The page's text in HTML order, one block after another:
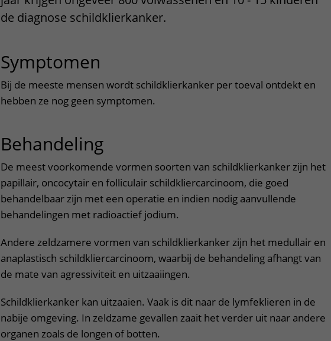
Bezoektijden
de diagnose schildklierkanker.
Symptomen
Bij de meeste mensen wordt schildklierkanker per toeval ontdekt en
hebben ze nog geen symptomen.
Behandeling
De meest voorkomende vormen soorten van schildklierkanker zijn het
papillair, oncocytair en folliculair schildkliercarcinoom, die goed
behandelbaar zijn met een operatie en indien nodig aanvullende
behandelingen met radioactief jodium.
Andere zeldzamere vormen van schildklierkanker zijn het medullair en
anaplastisch schildkliercarcinoom, waarbij de behandeling afhangt van
de mate van agressiviteit en uitzaaiingen.
Schildklierkanker kan uitzaaien. Vaak is dit naar de lymfeklieren in de
nabije omgeving. In zeldzame gevallen zaait het verder uit naar andere
organen zoals de longen of botten.